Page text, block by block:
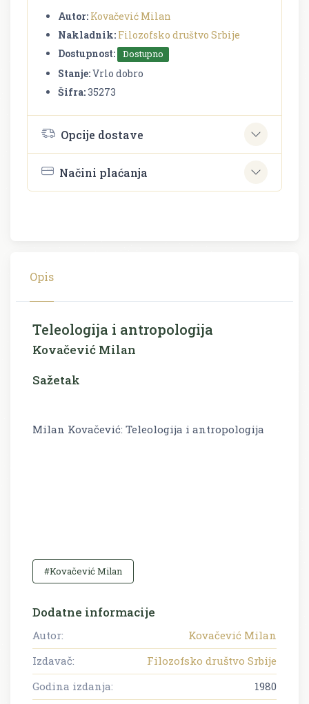
Autor: Kovačević Milan
Nakladnik: Filozofsko društvo Srbije
Dostupnost:
Dostupno
Stanje:Vrlo dobro
Šifra:35273
Opcije dostave
Načini plaćanja
Opis
Teleologija i antropologija
Kovačević Milan
Sažetak
Milan Kovačević: Teleologija i antropologija
#Kovačević Milan
Dodatne informacije
Autor:
Kovačević Milan
Izdavač:
Filozofsko društvo Srbije
Godina izdanja:
1980